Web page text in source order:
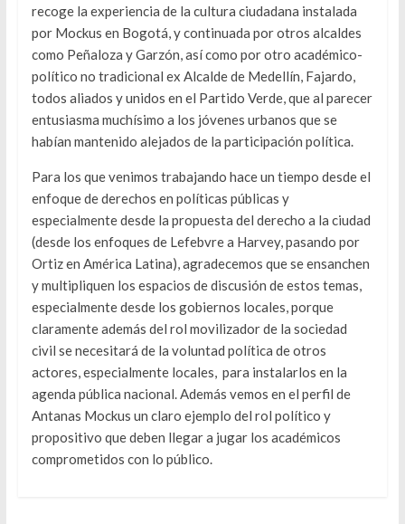
recoge la experiencia de la cultura ciudadana instalada
por Mockus en Bogotá, y continuada por otros alcaldes
como Peñaloza y Garzón, así como por otro académico-
político no tradicional ex Alcalde de Medellín, Fajardo,
todos aliados y unidos en el Partido Verde, que al parecer
entusiasma muchísimo a los jóvenes urbanos que se
habían mantenido alejados de la participación política.
Para los que venimos trabajando hace un tiempo desde el
enfoque de derechos en políticas públicas y
especialmente desde la propuesta del derecho a la ciudad
(desde los enfoques de Lefebvre a Harvey, pasando por
Ortiz en América Latina), agradecemos que se ensanchen
y multipliquen los espacios de discusión de estos temas,
especialmente desde los gobiernos locales, porque
claramente además del rol movilizador de la sociedad
civil se necesitará de la voluntad política de otros
actores, especialmente locales, para instalarlos en la
agenda pública nacional. Además vemos en el perfil de
Antanas Mockus un claro ejemplo del rol político y
propositivo que deben llegar a jugar los académicos
comprometidos con lo público.